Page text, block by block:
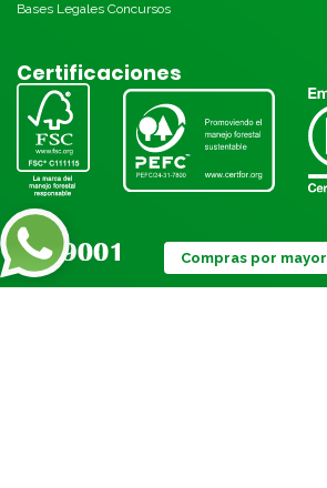
Bases Legales Concursos
Certificaciones
Compras por mayor